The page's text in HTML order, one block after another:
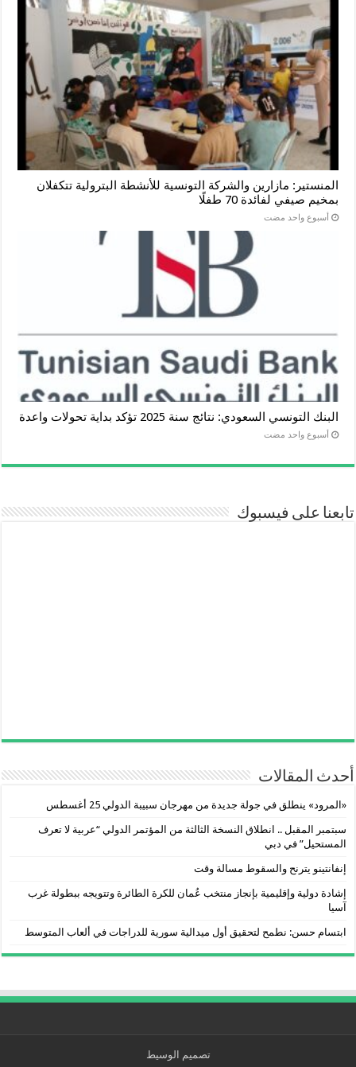
المنستير: مازارين والشركة التونسية للأنشطة البترولية تتكفلان
بمخيم صيفي لفائدة 70 طفلًا
‏أسبوع واحد مضت
البنك التونسي السعودي: نتائج سنة 2025 تؤكد بداية تحولات واعدة
‏أسبوع واحد مضت
تابعنا على فيسبوك
أحدث المقالات
«المرود» ينطلق في جولة جديدة من مهرجان سبيبة الدولي 25 أغسطس
سبتمبر المقبل .. انطلاق النسخة الثالثة من المؤتمر الدولي “عربية لا تعرف
المستحيل” في دبي
إنفانتينو يترنح والسقوط مسالة وقت
إشادة دولية وإقليمية بإنجاز منتخب عُمان للكرة الطائرة وتتويجه ببطولة غرب
آسيا
ابتسام حسن: نطمح لتحقيق أول ميدالية سورية للدراجات في ألعاب المتوسط
تصميم الوسيط